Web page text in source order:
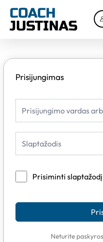
prie
turinio
Prisijungimas
Prisiminti slaptažodį
Neturite